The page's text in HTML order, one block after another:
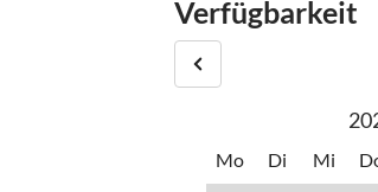
Lassen Sie den Alltag
Weitere Infos finden Sie
Verfügbarkeit
Mo Di Mi